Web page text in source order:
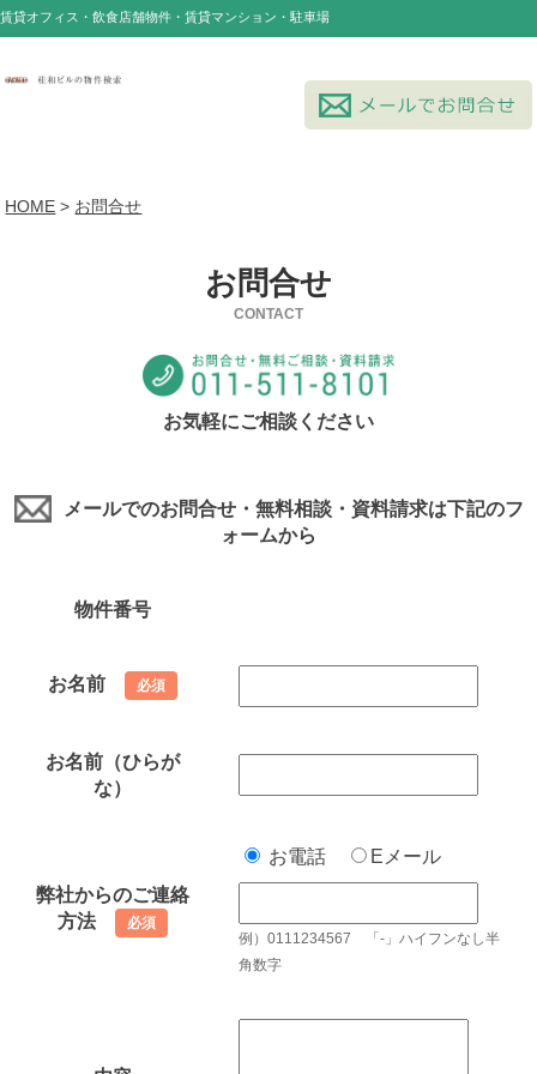
賃貸オフィス・飲食店舗物件・賃貸マンション・駐車場
HOME > お問合せ
お問合せ
CONTACT
お気軽にご相談ください
メールでのお問合せ・無料相談・資料請求は下記のフ
ォームから
物件番号
お名前 必須
お名前（ひらが
な）
弊社からのご連絡
方法
必須
お電話 Eメール
例）0111234567 「-」ハイフンなし半
角数字